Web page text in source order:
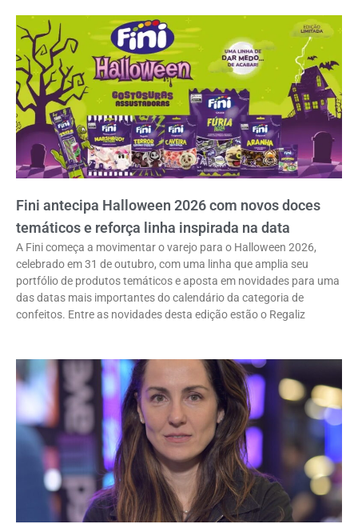
Fini antecipa Halloween 2026 com novos doces
temáticos e reforça linha inspirada na data
A Fini começa a movimentar o varejo para o Halloween 2026,
celebrado em 31 de outubro, com uma linha que amplia seu
portfólio de produtos temáticos e aposta em novidades para uma
das datas mais importantes do calendário da categoria de
confeitos. Entre as novidades desta edição estão o Regaliz